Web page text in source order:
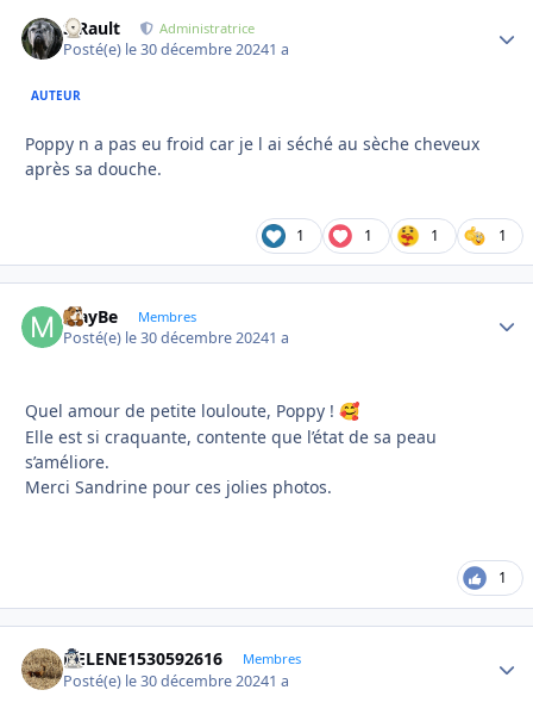
S.Rault Administratrice
Posté(e) le 30 décembre 20241 a
AUTEUR
Poppy n a pas eu froid car je l ai séché au sèche cheveux
après sa douche.
1 1 1 1
MayBe Membres
Posté(e) le 30 décembre 20241 a
Quel amour de petite louloute, Poppy ! 🥰
Elle est si craquante, contente que l’état de sa peau
s’améliore.
Merci Sandrine pour ces jolies photos.
1
HELENE1530592616 Membres
Posté(e) le 30 décembre 20241 a